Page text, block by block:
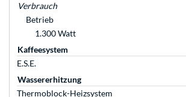
Verbrauch
Betrieb
1.300 Watt
Kaffeesystem
E.S.E.
Wassererhitzung
Thermoblock-Heizsystem